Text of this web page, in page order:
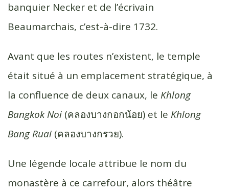
banquier Necker et de l’écrivain
Beaumarchais, c’est-à-dire 1732.
Avant que les routes n’existent, le temple
était situé à un emplacement stratégique, à
la confluence de deux canaux, le Khlong
Bangkok Noi (คลองบางกอกน้อย) et le Khlong
Bang Ruai (คลองบางกรวย).
Une légende locale attribue le nom du
monastère à ce carrefour, alors théâtre